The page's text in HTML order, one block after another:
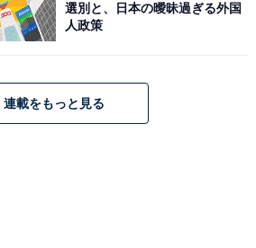
選別と、日本の曖昧過ぎる外国
人政策
連載をもっと見る